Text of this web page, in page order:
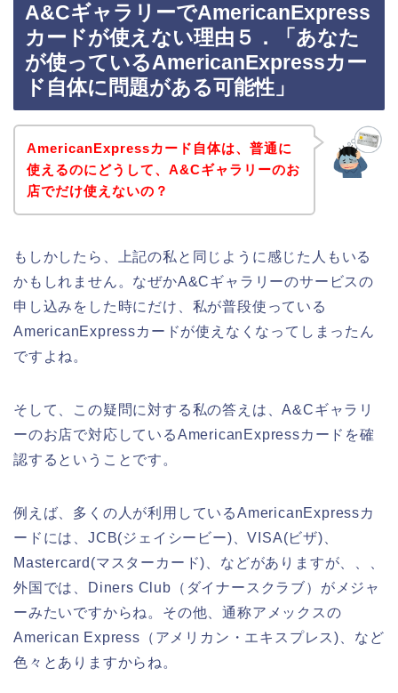
A&CギャラリーでAmericanExpress
カードが使えない理由５．「あなた
が使っているAmericanExpressカー
ド自体に問題がある可能性」
AmericanExpressカード自体は、普通に
使えるのにどうして、A&Cギャラリーのお
店でだけ使えないの？
もしかしたら、上記の私と同じように感じた人もいる
かもしれません。なぜかA&Cギャラリーのサービスの
申し込みをした時にだけ、私が普段使っている
AmericanExpressカードが使えなくなってしまったん
ですよね。
そして、この疑問に対する私の答えは、A&Cギャラリ
ーのお店で対応しているAmericanExpressカードを確
認するということです。
例えば、多くの人が利用しているAmericanExpressカ
ードには、JCB(ジェイシービー)、VISA(ビザ)、
Mastercard(マスターカード)、などがありますが、、、
外国では、Diners Club（ダイナースクラブ）がメジャ
ーみたいですからね。その他、通称アメックスの
American Express（アメリカン・エキスプレス)、など
色々とありますからね。